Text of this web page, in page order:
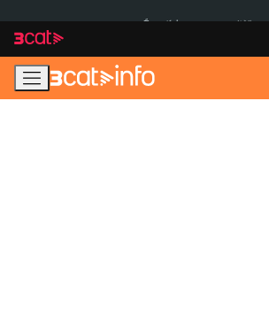
navegació
principal
contingut